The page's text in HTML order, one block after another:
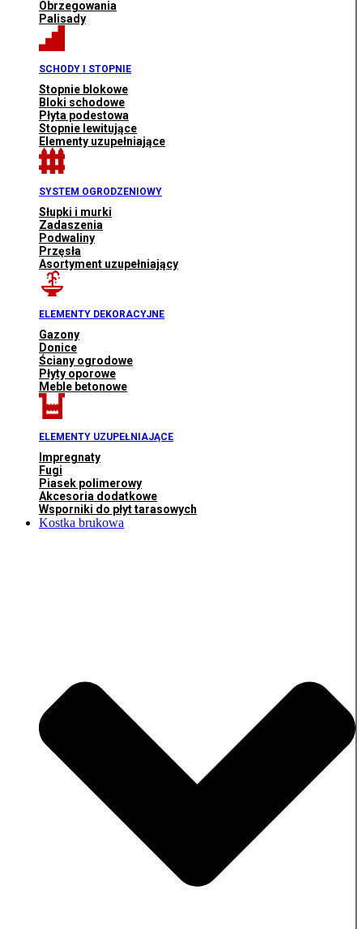
Obrzegowania
Palisady
SCHODY I STOPNIE
Stopnie blokowe
Bloki schodowe
Płyta podestowa
Stopnie lewitujące
Elementy uzupełniające
SYSTEM OGRODZENIOWY
Słupki i murki
Zadaszenia
Podwaliny
Przęsła
Asortyment uzupełniający
ELEMENTY DEKORACYJNE
Gazony
Donice
Ściany ogrodowe
Płyty oporowe
Meble betonowe
ELEMENTY UZUPEŁNIAJĄCE
Impregnaty
Fugi
Piasek polimerowy
Akcesoria dodatkowe
Wsporniki do płyt tarasowych
Kostka brukowa